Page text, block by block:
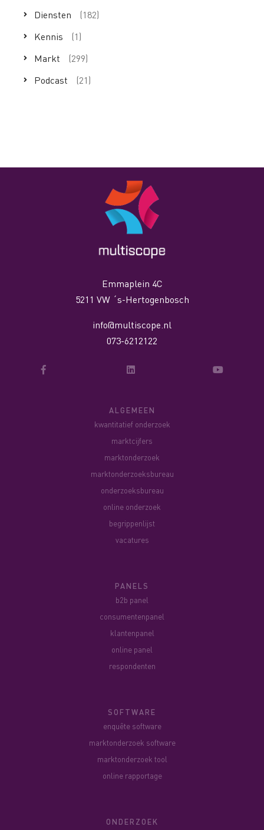
Diensten
(182)
Kennis
(1)
Markt
(299)
Podcast
(21)
Emmaplein 4C
5211 VW ´s-Hertogenbosch
info@multiscope.nl
073-6212122
ALGEMEEN
kwantitatief onderzoek
marktcijfers
marktonderzoek
marktonderzoeksbureau
onderzoeksbureau
online onderzoek
begrippenlijst
vacatures
PANELS
b2b panel
consumentenpanel
klantenpanel
online panel
respondenten
SOFTWARE
enquête software
marktonderzoek software
marktonderzoek tool
online rapportage
ONDERZOEK